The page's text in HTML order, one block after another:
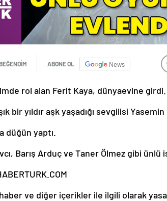
ABONE OL News
rol alan Ferit Kaya, dünyaevine girdi.
bir yıldır aşk yaşadığı sevgilisi
düğün yaptı.
Barış Arduç ve Taner Ölmez gibi ünlü
haber ve diğer içerikler ile ilgili olarak